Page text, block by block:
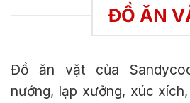
ĐỒ ĂN
Đồ ăn vặt của
nướng, lạp xưởng, xúc